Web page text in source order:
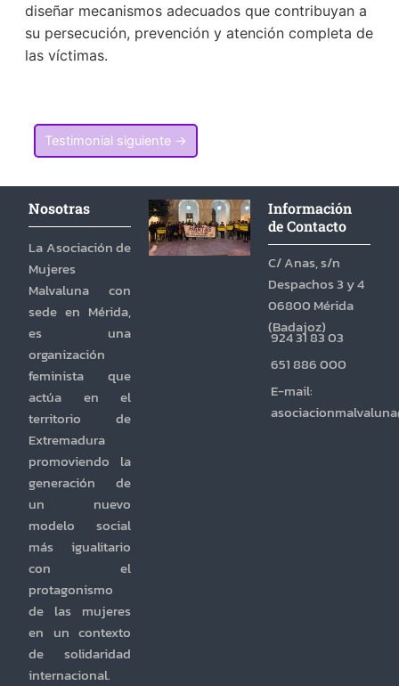
diseñar mecanismos adecuados que contribuyan a
su persecución, prevención y atención completa de
las víctimas.
Testimonial siguiente →
Nosotras
La Asociación de
Mujeres
Malvaluna con
sede en Mérida,
es una
organización
feminista que
actúa en el
territorio de
Extremadura
promoviendo la
generación de
un nuevo
modelo social
más igualitario
con el
protagonismo
de las mujeres
en un contexto
de solidaridad
internacional.
Información
de Contacto
C/ Anas, s/n
Despachos 3 y 4
06800 Mérida
(Badajoz)
924 31 83 03
651 886 000
E-mail: